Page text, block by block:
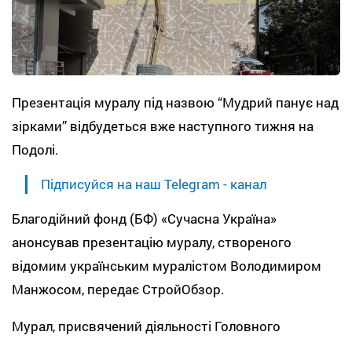
Презентація муралу під назвою “Мудрий панує над
зірками” відбудеться вже наступного тижня на
Подолі.
Підписуйся на наш Telegram - канал
Благодійний фонд (БФ) «Сучасна Україна»
анонсував презентацію муралу, створеного
відомим українським муралістом Володимиром
Манжосом, передає СтройОбзор.
Мурал, присвячений діяльності Головного